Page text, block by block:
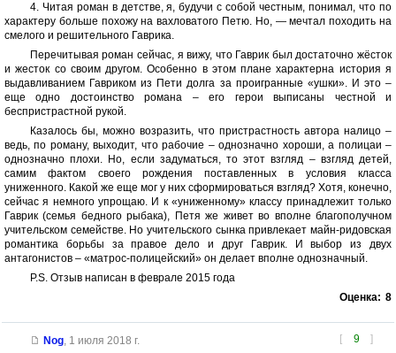
4. Читая роман в детстве, я, будучи с собой честным, понимал, что по
характеру больше похожу на вахловатого Петю. Но, — мечтал походить на
смелого и решительного Гаврика.
Перечитывая роман сейчас, я вижу, что Гаврик был достаточно жёсток
и жесток со своим другом. Особенно в этом плане характерна история я
выдавливанием Гавриком из Пети долга за проигранные «ушки». И это –
еще одно достоинство романа – его герои выписаны честной и
беспристрастной рукой.
Казалось бы, можно возразить, что пристрастность автора налицо –
ведь, по роману, выходит, что рабочие – однозначно хороши, а полицаи –
однозначно плохи. Но, если задуматься, то этот взгляд – взгляд детей,
самим фактом своего рождения поставленных в условия класса
униженного. Какой же еще мог у них сформироваться взгляд? Хотя, конечно,
сейчас я немного упрощаю. И к «униженному» классу принадлежит только
Гаврик (семья бедного рыбака), Петя же живет во вполне благополучном
учительском семействе. Но учительского сынка привлекает майн-ридовская
романтика борьбы за правое дело и друг Гаврик. И выбор из двух
антагонистов – «матрос-полицейский» он делает вполне однозначный.
P.S. Отзыв написан в феврале 2015 года
Оценка: 8
[ 9 ]
Nog, 1 июля 2018 г.